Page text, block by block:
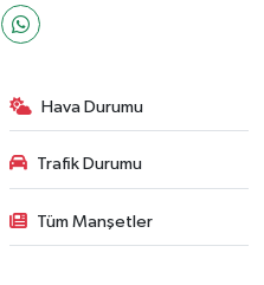
Hava Durumu
Trafik Durumu
Tüm Manşetler